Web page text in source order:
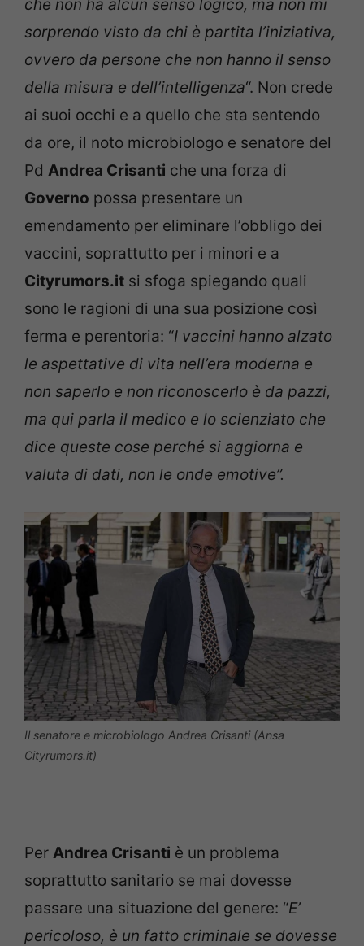
che non ha alcun senso logico, ma non mi
sorprendo visto da chi è partita l’iniziativa,
ovvero da persone che non hanno il senso
della misura e dell’intelligenza“. Non crede
ai suoi occhi e a quello che sta sentendo
da ore, il noto microbiologo e senatore del
Pd Andrea Crisanti che una forza di
Governo possa presentare un
emendamento per eliminare l’obbligo dei
vaccini, soprattutto per i minori e a
Cityrumors.it si sfoga spiegando quali
sono le ragioni di una sua posizione così
ferma e perentoria: “I vaccini hanno alzato
le aspettative di vita nell’era moderna e
non saperlo e non riconoscerlo è da pazzi,
ma qui parla il medico e lo scienziato che
dice queste cose perché si aggiorna e
valuta di dati, non le onde emotive”.
Il senatore e microbiologo Andrea Crisanti (Ansa
Cityrumors.it)
Per Andrea Crisanti è un problema
soprattutto sanitario se mai dovesse
passare una situazione del genere: “E’
pericoloso, è un fatto criminale se dovesse